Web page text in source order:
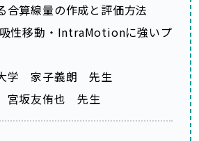
合算線量の作成と評価方法
性移動・IntraMotionに強いプ
学 家子義朗 先生
宮坂友侑也 先生